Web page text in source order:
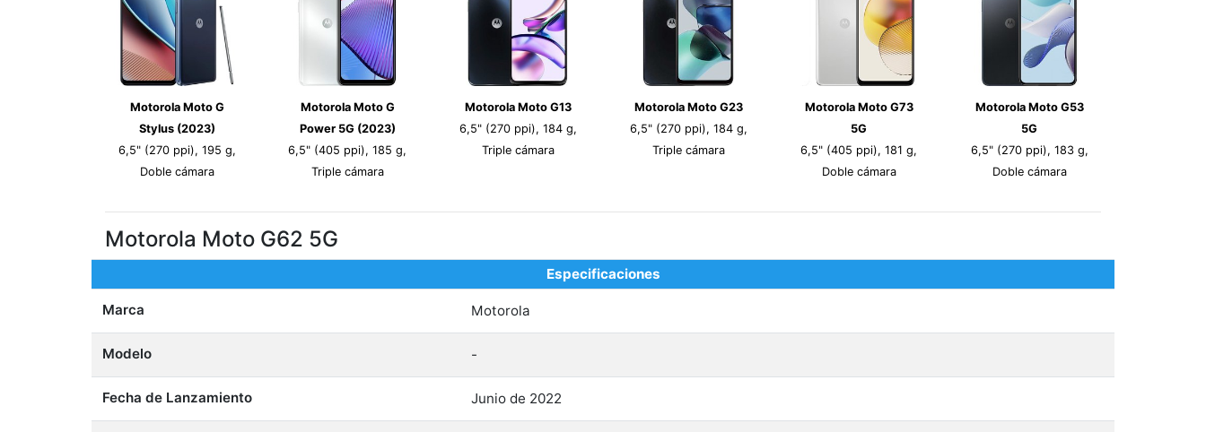
Motorola Moto G
Stylus (2023)
6,5" (270 ppi), 195 g,
Doble cámara
Motorola Moto G
Power 5G (2023)
6,5" (405 ppi), 185 g,
Triple cámara
Motorola Moto G13
6,5" (270 ppi), 184 g,
Triple cámara
Motorola Moto G23
6,5" (270 ppi), 184 g,
Triple cámara
Motorola Moto G73
5G
6,5" (405 ppi), 181 g,
Doble cámara
Motorola Moto G53
5G
6,5" (270 ppi), 183 g,
Doble cámara
Motorola Moto G62 5G
Especificaciones
Marca Motorola
Modelo -
Fecha de Lanzamiento Junio de 2022